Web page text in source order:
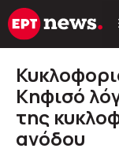
Μετάβαση
σε
Κηφισό
της
ανόδου